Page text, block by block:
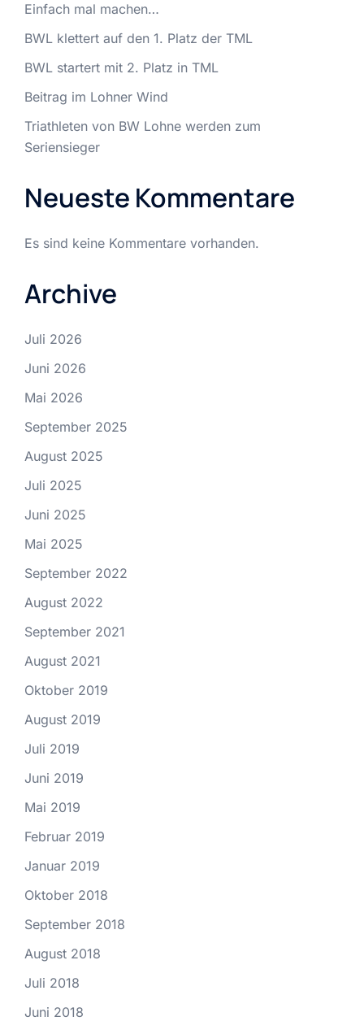
Einfach mal machen…
BWL klettert auf den 1. Platz der TML
BWL startert mit 2. Platz in TML
Beitrag im Lohner Wind
Triathleten von BW Lohne werden zum
Seriensieger
Neueste Kommentare
Es sind keine Kommentare vorhanden.
Archive
Juli 2026
Juni 2026
Mai 2026
September 2025
August 2025
Juli 2025
Juni 2025
Mai 2025
September 2022
August 2022
September 2021
August 2021
Oktober 2019
August 2019
Juli 2019
Juni 2019
Mai 2019
Februar 2019
Januar 2019
Oktober 2018
September 2018
August 2018
Juli 2018
Juni 2018